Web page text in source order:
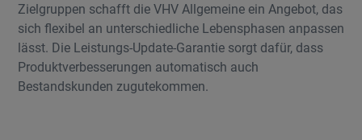
Zielgruppen schafft die VHV Allgemeine ein Angebot, das
sich flexibel an unterschiedliche Lebensphasen anpassen
lässt. Die Leistungs-Update-Garantie sorgt dafür, dass
Produktverbesserungen automatisch auch
Bestandskunden zugutekommen.